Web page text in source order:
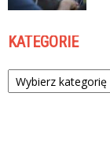
KATEGORIE
Kategorie